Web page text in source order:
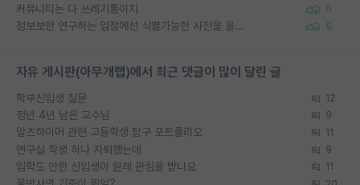
커뮤니티는 다 쓰레기통이지 6
정보보안 연구하는 입장에선 식별가능한 사진을 올리는건 비추이긴함 5
자유 게시판(아무개랩)에서 최근 댓글이 많이 달린 글
학부신입생 질문 12
정년 4년 남은 교수님 9
알츠하이머 관련 고등학생 탐구 포트폴리오 11
연구실 학생 하나 자퇴했는데 9
입학도 안한 신입생이 원래 관심을 받나요 11